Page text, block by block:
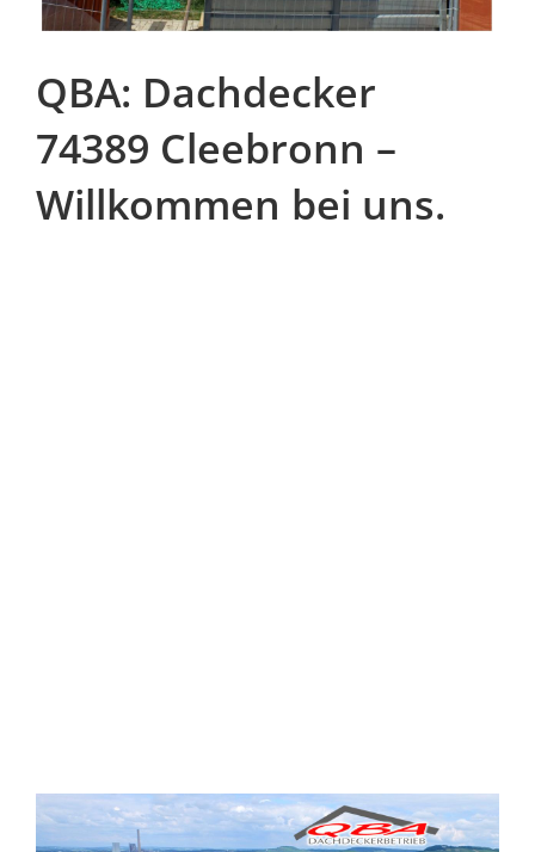
QBA: Dachdecker
74389 Cleebronn –
Willkommen bei uns.